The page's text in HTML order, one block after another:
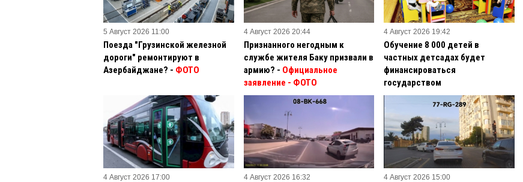
5 Август 2026 11:00
Поезда "Грузинской железной
дороги" ремонтируют в
Азербайджане? - ФОТО
4 Август 2026 20:44
Признанного негодным к
службе жителя Баку призвали в
армию? - Официальное
заявление - ФОТО
4 Август 2026 19:42
Обучение 8 000 детей в
частных детсадах будет
финансироваться
государством
4 Август 2026 17:00 4 Август 2026 16:32 4 Август 2026 15:00